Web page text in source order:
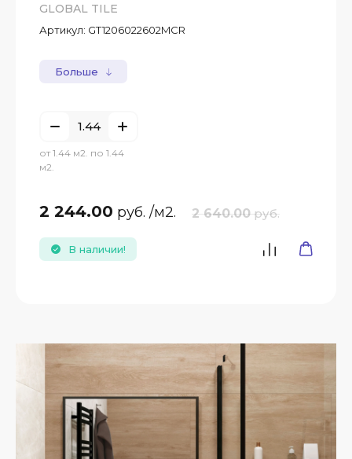
GLOBAL TILE
Артикул: GT1206022602MCR
Больше
от 1.44 м2. по 1.44
м2.
2 244.00 руб. /м2. 2 640.00 руб.
В наличии!